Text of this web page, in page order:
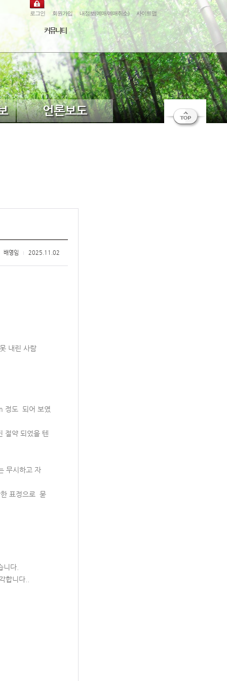
로그인 회원가입 내정보(예매/예매취소) 사이트맵
커뮤니티
언론보도
배영임 2025.11.02
내린 사람
정도 되어 보였
약 되었을 텐
무시하고 자
표정으로 묻
다.
니다..